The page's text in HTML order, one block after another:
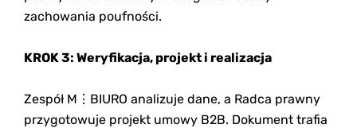
zachowania poufności.
KROK 3: Weryfikacja, projekt i realizacja
Zespół M⋮BIURO analizuje dane, a Radca prawny
przygotowuje projekt umowy B2B. Dokument trafia